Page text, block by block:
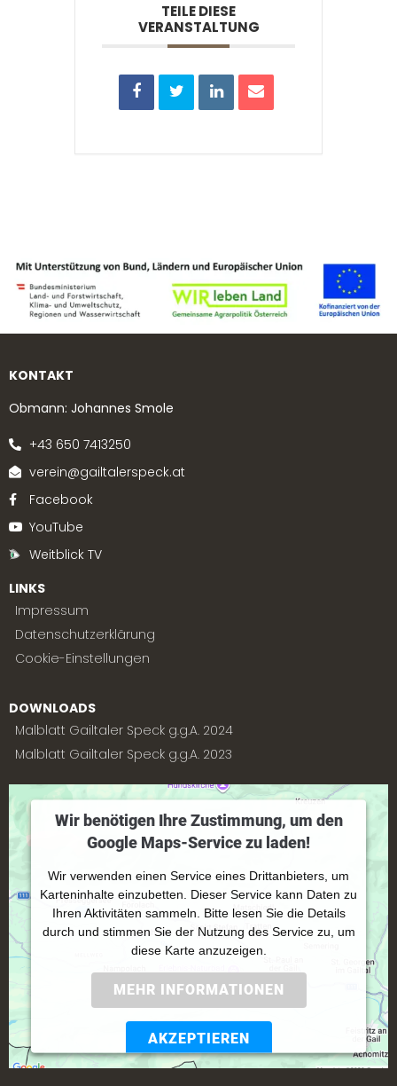
TEILE DIESE
VERANSTALTUNG
KONTAKT
Obmann: Johannes Smole
+43 650 7413250
verein@gailtalerspeck.at
Facebook
YouTube
Weitblick TV
LINKS
Impressum
Datenschutzerklärung
Cookie-Einstellungen
DOWNLOADS
Malblatt Gailtaler Speck g.g.A. 2024
Malblatt Gailtaler Speck g.g.A. 2023
Wir benötigen Ihre Zustimmung, um den
Google Maps-Service zu laden!
Wir verwenden einen Service eines Drittanbieters, um
Karteninhalte einzubetten. Dieser Service kann Daten zu
Ihren Aktivitäten sammeln. Bitte lesen Sie die Details
durch und stimmen Sie der Nutzung des Service zu, um
diese Karte anzuzeigen.
MEHR INFORMATIONEN
AKZEPTIEREN